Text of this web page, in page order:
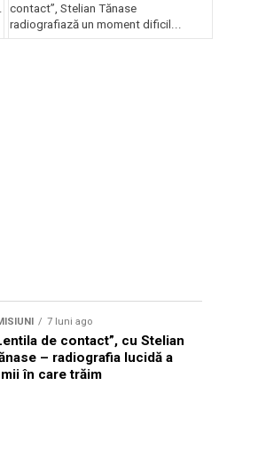
contact”, Stelian Tănase
radiografiază un moment dificil...
7 luni ago
de contact”, cu Stelian
– radiografia lucidă a
în care trăim